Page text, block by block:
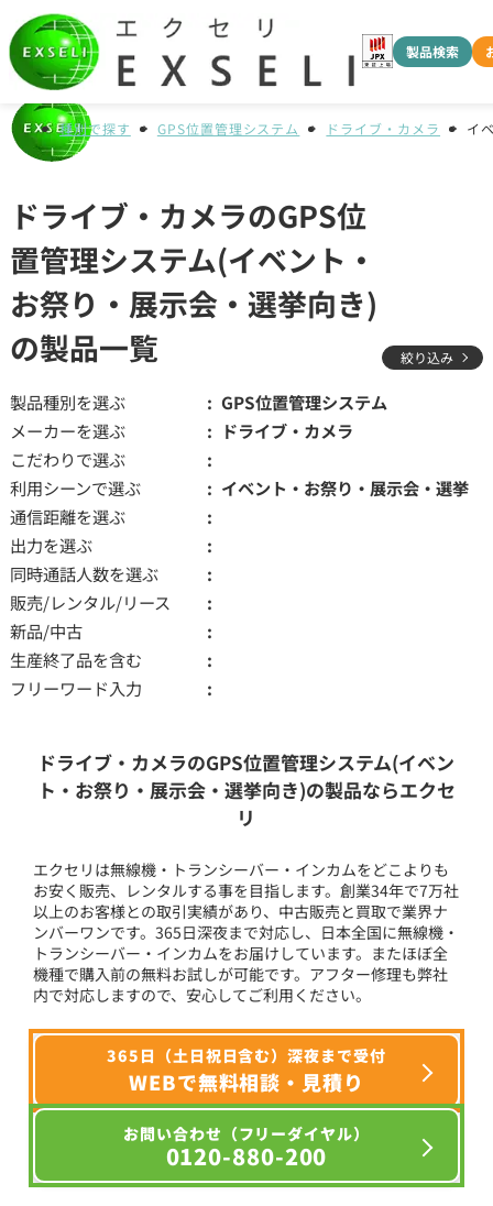
製品検索
種別で探す GPS位置管理システム ドライブ・カメラ イ
ドライブ・カメラのGPS位
置管理システム(イベント・
お祭り・展示会・選挙向き)
の製品一覧
絞り込み
製品種別を選ぶ
GPS位置管理システム
メーカーを選ぶ
ドライブ・カメラ
こだわりで選ぶ
利用シーンで選ぶ
イベント・お祭り・展示会・選挙
通信距離を選ぶ
出力を選ぶ
同時通話人数を選ぶ
販売/レンタル/リース
新品/中古
生産終了品を含む
フリーワード入力
ドライブ・カメラのGPS位置管理システム(イベン
ト・お祭り・展示会・選挙向き)の製品ならエクセ
リ
エクセリは無線機・トランシーバー・インカムをどこよりも
お安く販売、レンタルする事を目指します。創業34年で7万社
以上のお客様との取引実績があり、中古販売と買取で業界ナ
ンバーワンです。365日深夜まで対応し、日本全国に無線機・
トランシーバー・インカムをお届けしています。またほぼ全
機種で購入前の無料お試しが可能です。アフター修理も弊社
内で対応しますので、安心してご利用ください。
365日（土日祝日含む）深夜まで受付
WEBで無料相談・見積り
お問い合わせ（フリーダイヤル）
0120-880-200